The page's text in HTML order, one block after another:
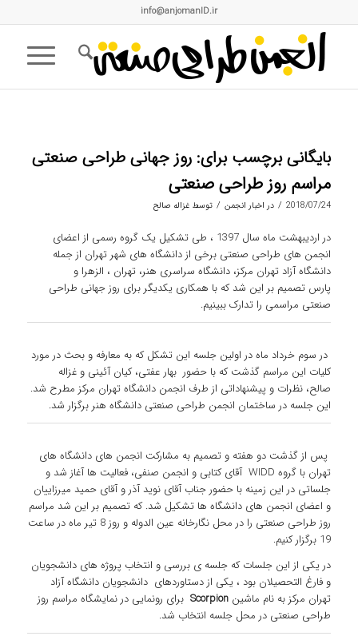
info@anjomanID.ir
بایگانی برچسب برای: روز جهانی طراحی صنعتی
مراسم روز طراحی صنعتی
2018/07/24
/ در اخبار انجمن / توسط غزاله صالح
در اردیبهشت ماه سال 1397 ، طی تشکیل یک گروه رسمی از اعضای
انجمن های طراحی صنعتی برخی از دانشگاه های شهر تهران از جمله
دانشگاه آزاد تهران مرکز، دانشگاه سراسری هنر، تهران ، الزهرا و
پارس تصمیم بر این شد که با همکاری یکدیگر برای روز جهانی طراحی
صنعتی مراسمی را تدارک ببینیم.
در سوم خرداد ماه در اولین جلسه این تشکل که به معارفه و بحث در مورد
کلیات این مراسم گذشت که با حضور بهار عفتی، کیان آئینی و غزاله
صالح، نظرات و پیشنهاداتی از طرف انجمن دانشگاه تهران مرکز مطرح شد.
این جلسه در ساختمان انجمن طراحی صنعتی دانشگاه هنر برگزار شد.
پس از گذشت دو هفته و تصمیم به مشارکت انجمن های دانشگاه های
تهران با گروه WIDD آقای کتابی و انجمن صنفی، فعالیت ها آغاز شد و
جلساتی در این زمینه با حضور جناب آقای نوید آذر و آقای حمید میرزاییان
و اعضای انجمن های دانشگاه ها تشکیل شد. که تصمیم بر این شد مراسم
روز طراحی صنعتی را در محل نگارخانه عین الدوله و روز 8 تیر ماه در ساعت
19 برگزار کنیم.
در یکی از این جلسات که جلسه ی بررسی و انتخاب پروژه های دانشجویان
و فارغ التحصیلان بود ، یکی از دستاوردهای دانشجویان دانشگاه آزاد
تهران مرکز به نام ماشین
برای رونمایی در نمایشگاه مراسم روز
طراحی صنعتی در محل جلسه انتخاب شد.